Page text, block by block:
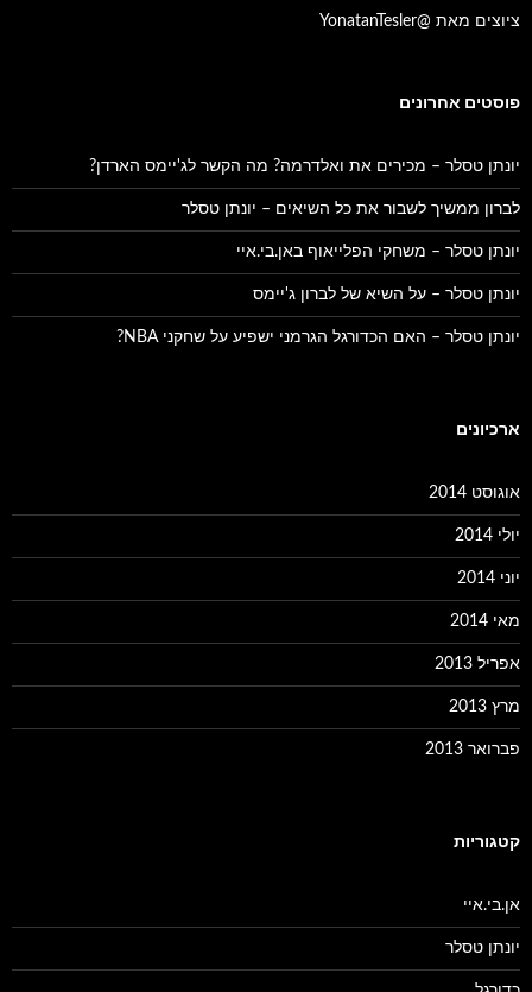
ציוצים מאת @YonatanTesler
פוסטים אחרונים
יונתן טסלר – מכירים את ואלדרמה? מה הקשר לג'יימס הארדן?
לברון ממשיך לשבור את כל השיאים – יונתן טסלר
יונתן טסלר – משחקי הפלייאוף באן.בי.איי
יונתן טסלר – על השיא של לברון ג'יימס
יונתן טסלר – האם הכדורגל הגרמני ישפיע על שחקני NBA?
ארכיונים
אוגוסט 2014
יולי 2014
יוני 2014
מאי 2014
אפריל 2013
מרץ 2013
פברואר 2013
קטגוריות
אן.בי.איי
יונתן טסלר